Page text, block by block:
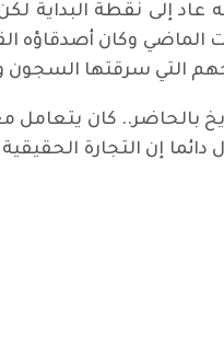
إلى نقطة البداية
وكان أصدقاؤه
التي سرقتها السجون
بالحاضر.. كان
إن التجارة الحقيقية